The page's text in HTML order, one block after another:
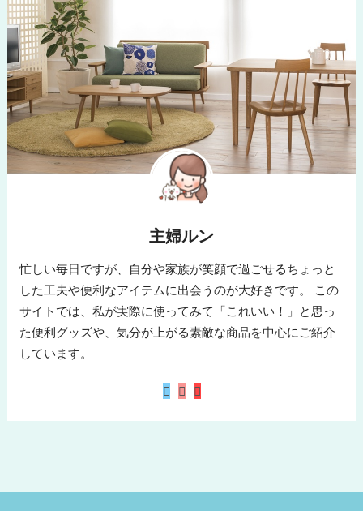
主婦ルン
忙しい毎日ですが、自分や家族が笑顔で過ごせるちょっと
した工夫や便利なアイテムに出会うのが大好きです。 この
サイトでは、私が実際に使ってみて「これいい！」と思っ
た便利グッズや、気分が上がる素敵な商品を中心にご紹介
しています。